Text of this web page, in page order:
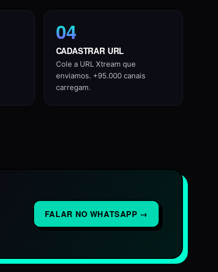
04
CADASTRAR URL
Cole a URL Xtream que
enviamos. +95.000 canais
carregam.
FALAR NO WHATSAPP →